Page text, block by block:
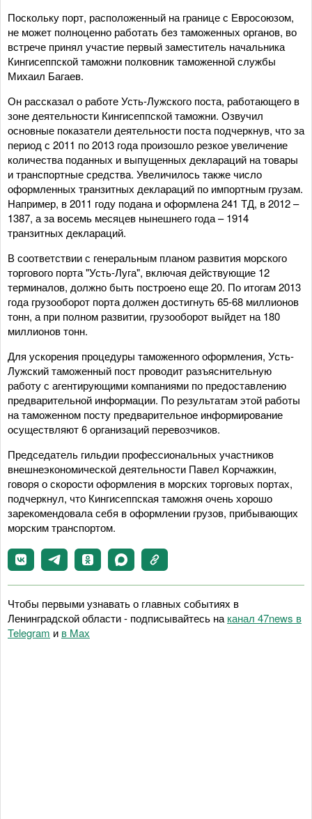
Поскольку порт, расположенный на границе с Евросоюзом,
не может полноценно работать без таможенных органов, во
встрече принял участие первый заместитель начальника
Кингисеппской таможни полковник таможенной службы
Михаил Багаев.
Он рассказал о работе Усть-Лужского поста, работающего в
зоне деятельности Кингисеппской таможни. Озвучил
основные показатели деятельности поста подчеркнув, что за
период с 2011 по 2013 года произошло резкое увеличение
количества поданных и выпущенных деклараций на товары
и транспортные средства. Увеличилось также число
оформленных транзитных деклараций по импортным грузам.
Например, в 2011 году подана и оформлена 241 ТД, в 2012 –
1387, а за восемь месяцев нынешнего года – 1914
транзитных деклараций.
В соответствии с генеральным планом развития морского
торгового порта "Усть-Луга", включая действующие 12
терминалов, должно быть построено еще 20. По итогам 2013
года грузооборот порта должен достигнуть 65-68 миллионов
тонн, а при полном развитии, грузооборот выйдет на 180
миллионов тонн.
Для ускорения процедуры таможенного оформления, Усть-
Лужский таможенный пост проводит разъяснительную
работу с агентирующими компаниями по предоставлению
предварительной информации. По результатам этой работы
на таможенном посту предварительное информирование
осуществляют 6 организаций перевозчиков.
Председатель гильдии профессиональных участников
внешнеэкономической деятельности Павел Корчажкин,
говоря о скорости оформления в морских торговых портах,
подчеркнул, что Кингисеппская таможня очень хорошо
зарекомендовала себя в оформлении грузов, прибывающих
морским транспортом.
Чтобы первыми узнавать о главных событиях в
Ленинградской области - подписывайтесь на канал 47news в
Telegram и в Maх